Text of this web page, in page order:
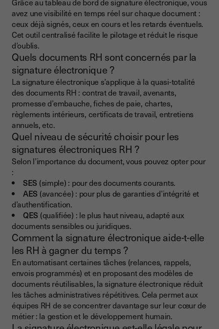
avez une visibilité en temps réel sur chaque document :
ceux déjà signés, ceux en cours et les retards éventuels.
Cet outil centralisé facilite le pilotage et réduit le risque
d’oublis.
Quels documents RH sont concernés par la
signature électronique ?
La signature électronique s’applique à la quasi-totalité
des documents RH : contrat de travail, avenants,
promesse d’embauche, fiches de paie, chartes,
règlements intérieurs, certificats de travail, entretiens
annuels, etc.
Quel niveau de sécurité choisir pour les
signatures électroniques RH ?
Selon l’importance du document, vous pouvez opter pour
:
SES (simple) : pour des documents courants.
AES (avancée) : pour plus de garanties d’intégrité et
d’authentification.
QES (qualifiée) : le plus haut niveau, adapté aux
documents sensibles ou juridiques.
Comment la signature électronique aide-t-elle
les RH à gagner du temps ?
En automatisant certaines tâches (relances, rappels,
envois programmés) et en proposant des modèles de
documents réutilisables, la signature électronique réduit
les tâches administratives répétitives. Cela permet aux
équipes RH de se concentrer davantage sur leur cœur de
métier : la gestion et le développement humain.